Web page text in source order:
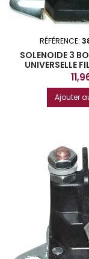
RÉFÉRENCE:
SOLENOIDE 3
UNIVERSELLE
Prix
Ajouter